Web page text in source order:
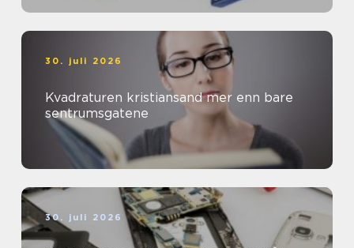
30. juli 2026
Kvadraturen kristiansand mer enn bare
sentrumsgatene
30. juli 2026